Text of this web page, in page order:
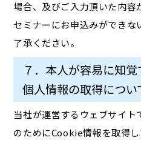
場合、及びご入力頂いた内
セミナーにお申込みができな
了承ください。
７．本人が容易に知
個人情報の取得につい
当社が運営するウェブサイ
のためにCookie情報を取得